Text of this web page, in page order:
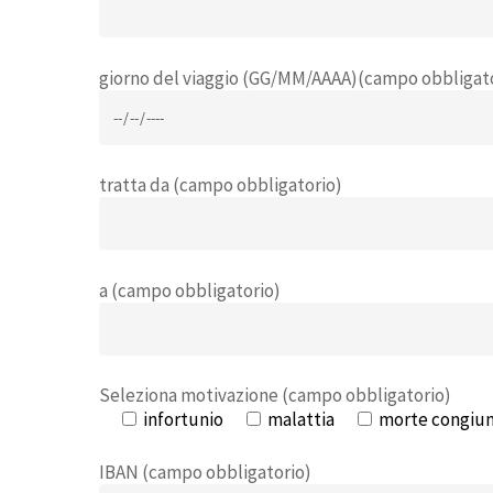
giorno del viaggio (GG/MM/AAAA)(campo
tratta da (campo obbligatorio)
a (campo obbligatorio)
Seleziona motivazione (campo obbligatorio)
infortunio
malattia morte
IBAN (campo obbligatorio)